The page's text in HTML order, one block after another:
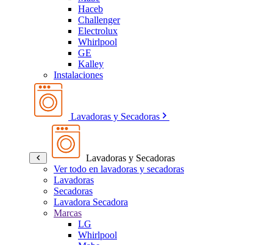
Haceb
Challenger
Electrolux
Whirlpool
GE
Kalley
Instalaciones
Lavadoras y Secadoras
Lavadoras y Secadoras
Ver todo en lavadoras y secadoras
Lavadoras
Secadoras
Lavadora Secadora
Marcas
LG
Whirlpool